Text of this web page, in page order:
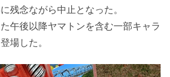
残念ながら中止となった。
午後以降ヤマトンを含む一部キャラ
場した。